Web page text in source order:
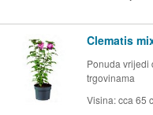
Clematis
Ponuda vrijedi
trgovinama
Visina: cca 65